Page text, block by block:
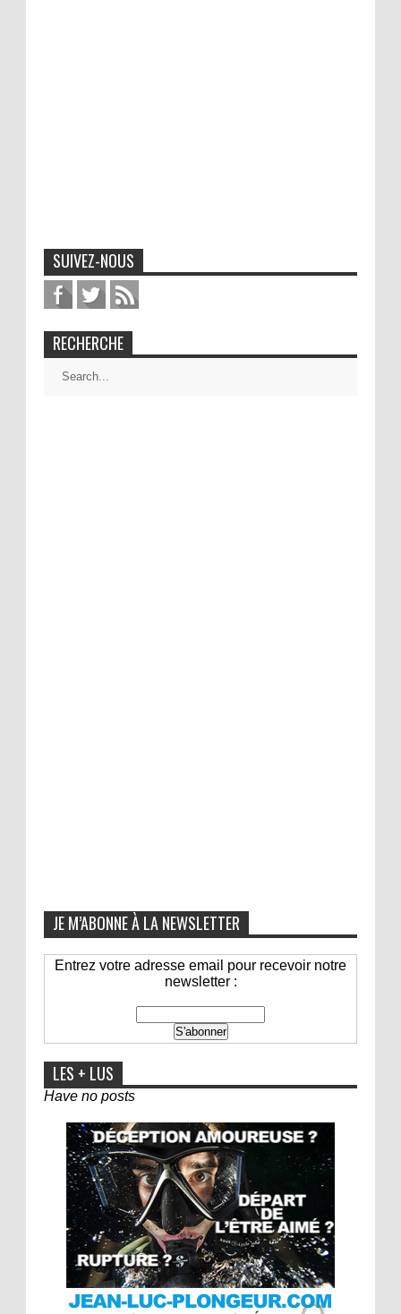
SUIVEZ-NOUS
RECHERCHE
JE M’ABONNE À LA NEWSLETTER
Entrez votre adresse email pour recevoir notre
newsletter :
LES + LUS
Have no posts